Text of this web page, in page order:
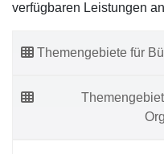
verfügbaren Leistungen
Themengebiete für